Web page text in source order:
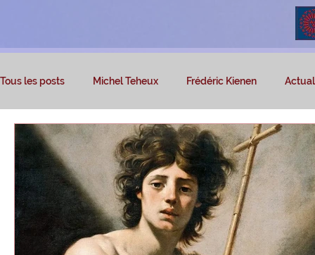
Tous les posts Michel Teheux Frédéric Kienen